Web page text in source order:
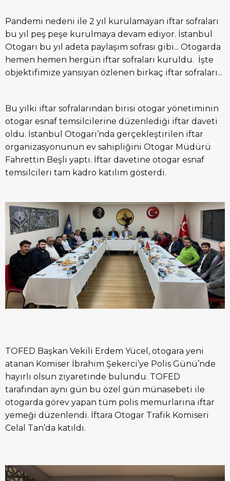
Pandemi nedeni ile 2 yıl kurulamayan iftar sofraları
bu yıl peş peşe kurulmaya devam ediyor. İstanbul
Otogarı bu yıl adeta paylaşım sofrası gibi... Otogarda
hemen hemen hergün iftar sofraları kuruldu. İşte
objektifimize yansıyan özlenen birkaç iftar sofraları...
Bu yılki iftar sofralarından birisi otogar yönetiminin
otogar esnaf temsilcilerine düzenlediği iftar daveti
oldu. İstanbul Otogarı’nda gerçekleştirilen iftar
organizasyonunun ev sahipliğini Otogar Müdürü
Fahrettin Beşli yaptı. İftar davetine otogar esnaf
temsilcileri tam kadro katılım gösterdi.
TOFED Başkan Vekili Erdem Yücel, otogara yeni
atanan Komiser İbrahim Şekerci’ye Polis Günü’nde
hayırlı olsun ziyaretinde bulundu. TOFED
tarafından aynı gün bu özel gün münasebeti ile
otogarda görev yapan tüm polis memurlarına iftar
yemeği düzenlendi. İftara Otogar Trafik Komiseri
Celal Tan’da katıldı.